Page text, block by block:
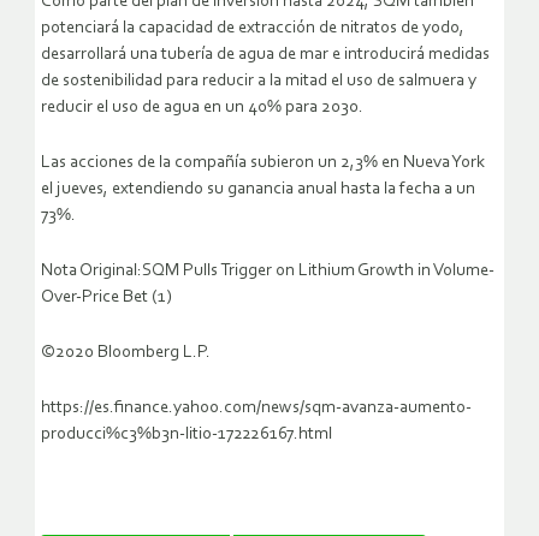
potenciará la capacidad de extracción de nitratos de yodo,
desarrollará una tubería de agua de mar e introducirá medidas
de sostenibilidad para reducir a la mitad el uso de salmuera y
reducir el uso de agua en un 40% para 2030.
Las acciones de la compañía subieron un 2,3% en Nueva York
el jueves, extendiendo su ganancia anual hasta la fecha a un
73%.
Nota Original:SQM Pulls Trigger on Lithium Growth in Volume-
Over-Price Bet (1)
©2020 Bloomberg L.P.
https://es.finance.yahoo.com/news/sqm-avanza-aumento-
producci%c3%b3n-litio-172226167.html